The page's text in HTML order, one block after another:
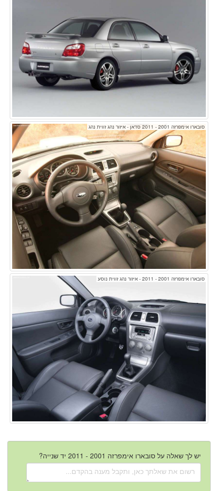
סובארו אימפרזה 2001 - 2011 סדאן - איזור נהג זווית נהג
סובארו אימפרזה 2001 - 2011 - איזור נהג זווית נוסע
יש לך שאלה על סובארו אימפרזה 2001 - 2011 יד שנייה?